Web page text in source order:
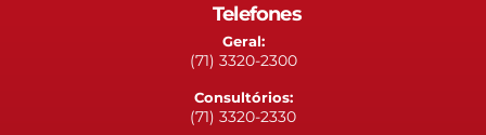
Telefones
Geral:
(71) 3320-2300
Consultórios:
(71) 3320-2330